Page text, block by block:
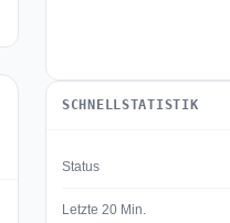
SCHNELLSTATISTIK
Status
Letzte 20 Min.